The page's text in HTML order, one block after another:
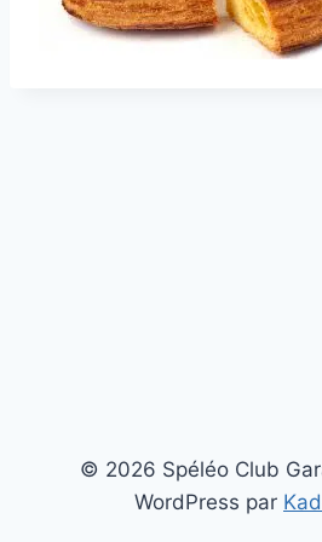
© 2026 Spéléo Club
WordPress par